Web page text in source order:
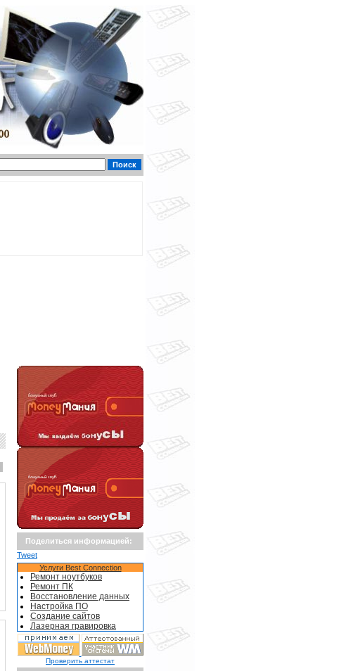
Поделиться информацией:
Tweet
Услуги Best Connection
Ремонт ноутбуков
Ремонт ПК
Восстановление данных
Настройка ПО
Создание сайтов
Лазерная гравировка
Проверить аттестат